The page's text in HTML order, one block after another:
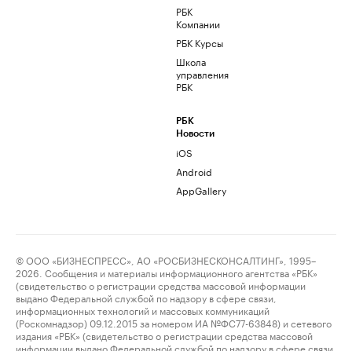
РБК
Компании
РБК Курсы
Школа
управления
РБК
РБК
Новости
iOS
Android
AppGallery
© ООО «БИЗНЕСПРЕСС», АО «РОСБИЗНЕСКОНСАЛТИНГ», 1995–
2026. Сообщения и материалы информационного агентства «РБК»
(свидетельство о регистрации средства массовой информации
выдано Федеральной службой по надзору в сфере связи,
информационных технологий и массовых коммуникаций
(Роскомнадзор) 09.12.2015 за номером ИА №ФС77-63848) и сетевого
издания «РБК» (свидетельство о регистрации средства массовой
информации выдано Федеральной службой по надзору в сфере связи,